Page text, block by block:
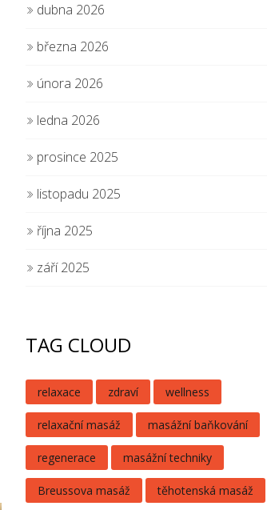
dubna 2026
března 2026
února 2026
ledna 2026
prosince 2025
listopadu 2025
října 2025
září 2025
TAG CLOUD
relaxace zdraví wellness
relaxační masáž masážní baňkování
regenerace masážní techniky
Breussova masáž těhotenská masáž